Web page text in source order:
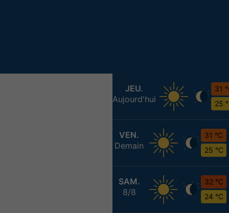
JEU.
Aujourd'hui
31
25
VEN.
Demain
31 °C
25 °C
SAM.
8/8
32 °C
24 °C